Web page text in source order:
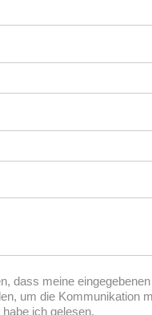
dass meine
um die Kommunikation
habe ich gelesen.